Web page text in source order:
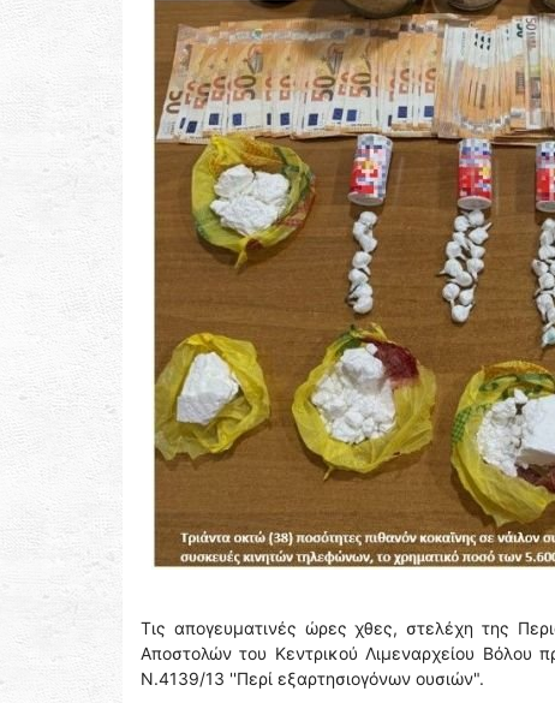
Τις απογευματινές ώρες χθες, στελέχη της
Αποστολών του Κεντρικού Λιμεναρχείου
N.4139/13 ''Περί εξαρτησιογόνων ουσιών".